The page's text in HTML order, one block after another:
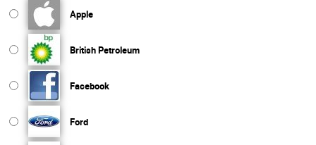
Apple
British Petroleum
Facebook
Ford